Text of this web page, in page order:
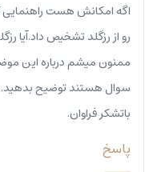
اگه امکانش هست
رو از رزگلد تشخیص داد.آیا
ممنون میشم درباره این
سوال هستند توضیح بدهید.
باتشکر فراوان.
پاسخ